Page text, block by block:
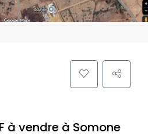
à vendre à Somone